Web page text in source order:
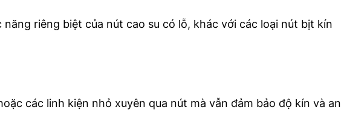
riêng biệt của nút cao su có lỗ, khác với các loại nút bịt kín
các linh kiện nhỏ xuyên qua nút mà vẫn đảm bảo độ kín và an